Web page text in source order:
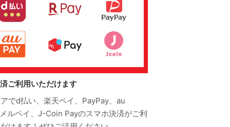
ご利用いただけます
でd払い、楽天ペイ、PayPay、au
ルペイ、J-Coin Payのスマホ決済がご利